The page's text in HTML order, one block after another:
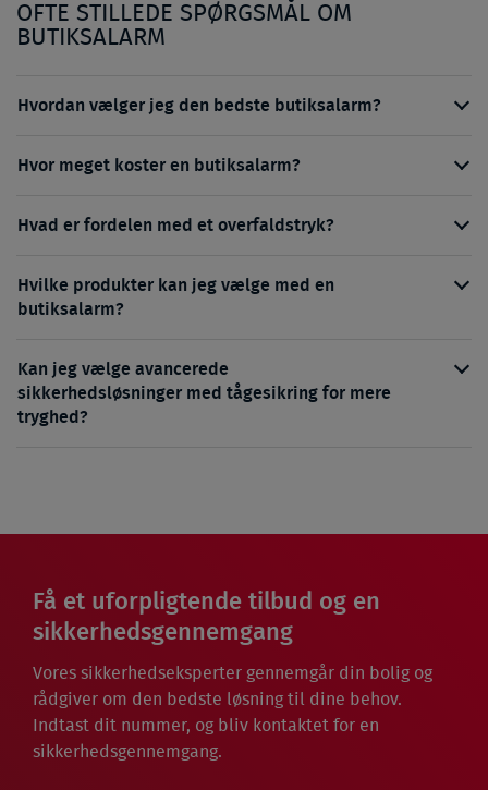
OFTE STILLEDE SPØRGSMÅL OM
BUTIKSALARM
Hvordan vælger jeg den bedste butiksalarm?
Hvor meget koster en butiksalarm?
Hvad er fordelen med et overfaldstryk?
Hvilke produkter kan jeg vælge med en
butiksalarm?
Kan jeg vælge avancerede
sikkerhedsløsninger med tågesikring for mere
tryghed?
Få et uforpligtende tilbud og en
sikkerhedsgennemgang
Vores sikkerhedseksperter gennemgår din bolig og
rådgiver om den bedste løsning til dine behov.
Indtast dit nummer, og bliv kontaktet for en
sikkerhedsgennemgang.